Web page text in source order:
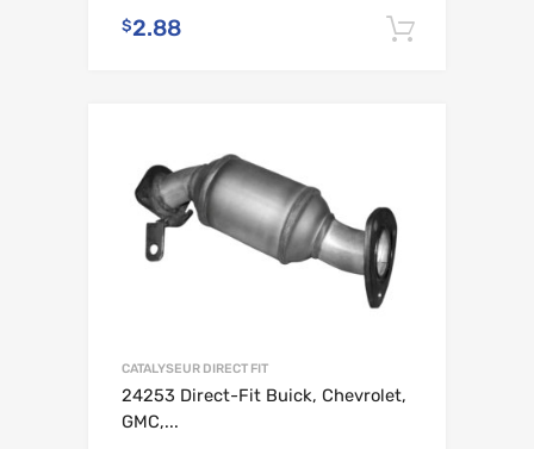
$2.88
CATALYSEUR DIRECT FIT
24253 Direct-Fit Buick, Chevrolet,
GMC,...